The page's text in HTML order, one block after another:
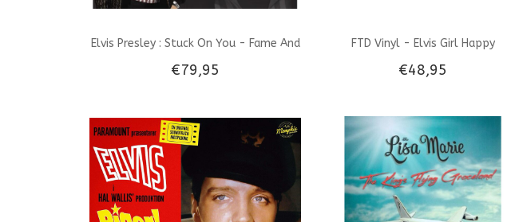
Elvis Presley : Stuck On You - Fame And
Fortune Graceland Collector's Edition
€79,95
FTD Vinyl - Elvis Girl Happy
€48,95